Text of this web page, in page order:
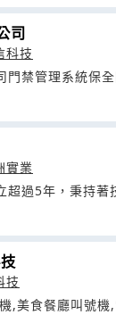
司
科技
門禁管理系統保
實業
超過5年，秉持
技
,美食餐廳叫號